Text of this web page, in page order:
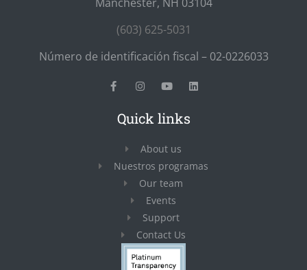
(603) 625-5031
Número de identificación fiscal – 02-0226033
Quick links
About us
Nuestros programas
Our team
Events
Support
Contact Us